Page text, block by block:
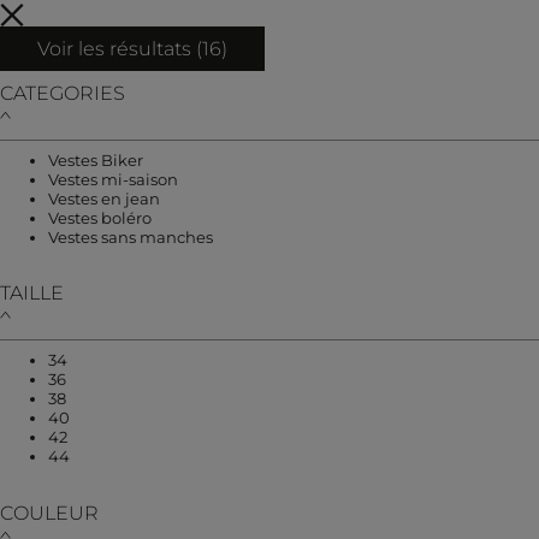
Voir les résultats (16)
CATEGORIES
Vestes BikerAffiner par CATEGORIES : Vestes Biker
Vestes mi-saison
Vestes en jean
Vestes boléroAffiner par CATEGORIES : Vestes boléro
Vestes sans manchesAffiner par CATEGORIES : Vestes sans
TAILLE
34Affiner par TAILLE : 34
36Affiner par TAILLE : 36
38Affiner par TAILLE : 38
40
42Affiner par TAILLE : 42
44Affiner par TAILLE : 44
COULEUR